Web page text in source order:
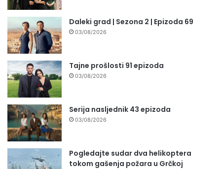
Daleki grad | Sezona 2 | Epizoda 69
03/08/2026
Tajne prošlosti 91 epizoda
03/08/2026
Serija nasljednik 43 epizoda
03/08/2026
Pogledajte sudar dva helikoptera
tokom gašenja požara u Grčkoj